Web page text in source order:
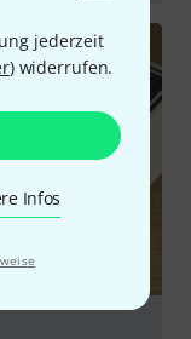
jederzeit
) widerrufen.
Infos